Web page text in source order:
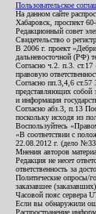
Пользовательское
На данном сайте
Хабаровск, проспект
Редакционный совет
Свидетельство о
В 2006 г. проект
дальневосточной (РФ)
Согласно ч.2. п.3.
правовую
Согласно пп.3,4,6 ст.57
представляющих собой
и информация
Согласно абз.3, п.13
поскольку исходя из
Воспользуйтесь
«В соответствии с
22.08.2012 г. (дело
Мнения авторов
Редакция не несет
ответственность за
Политические опросы/
заказавшее
Часовой пояс сервера
Если вы обнаружили
Распространение